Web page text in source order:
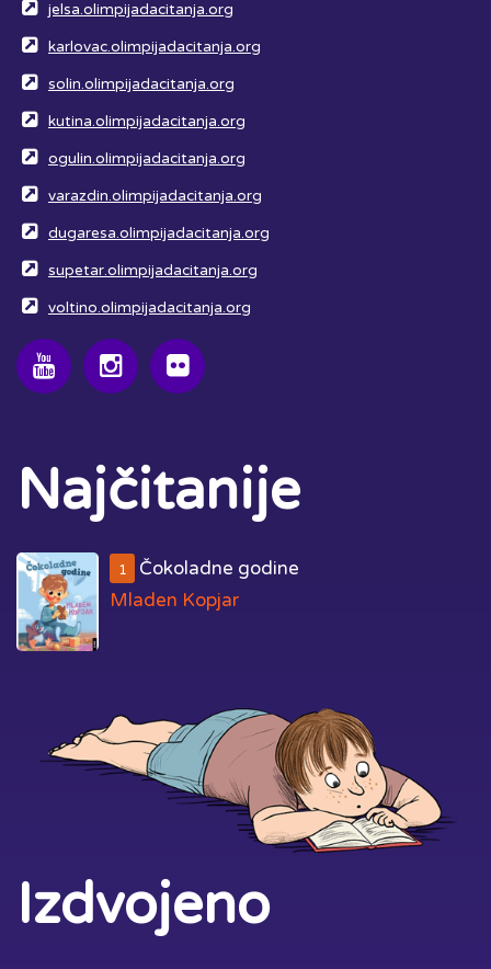
jelsa.olimpijadacitanja.org
karlovac.olimpijadacitanja.org
solin.olimpijadacitanja.org
kutina.olimpijadacitanja.org
ogulin.olimpijadacitanja.org
varazdin.olimpijadacitanja.org
dugaresa.olimpijadacitanja.org
supetar.olimpijadacitanja.org
voltino.olimpijadacitanja.org
Najčitanije
1
Čokoladne godine
Mladen Kopjar
Izdvojeno